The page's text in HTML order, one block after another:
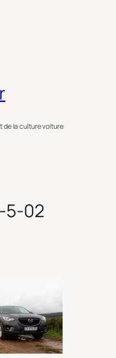
de la culture voiture
5-02